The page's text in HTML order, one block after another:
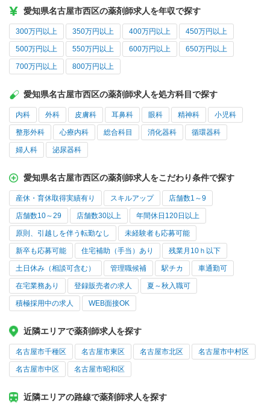
愛知県名古屋市西区の薬剤師求人を年収で探す
300万円以上 350万円以上 400万円以上 450万円以上
500万円以上 550万円以上 600万円以上 650万円以上
700万円以上 800万円以上
愛知県名古屋市西区の薬剤師求人を処方科目で探す
内科 外科 皮膚科 耳鼻科 眼科 精神科 小児科
整形外科 心療内科 総合科目 消化器科 循環器科
婦人科 泌尿器科
愛知県名古屋市西区の薬剤師求人をこだわり条件で探す
産休・育休取得実績有り スキルアップ 店舗数1～9
店舗数10～29 店舗数30以上 年間休日120日以上
原則、引越しを伴う転勤なし 未経験者も応募可能
新卒も応募可能 住宅補助（手当）あり 残業月10ｈ以下
土日休み（相談可含む） 管理職候補 駅チカ 車通勤可
在宅業務あり 登録販売者の求人 夏～秋入職可
積極採用中の求人 WEB面接OK
近隣エリアで薬剤師求人を探す
名古屋市千種区 名古屋市東区 名古屋市北区 名古屋市中村区
名古屋市中区 名古屋市昭和区
近隣エリアの路線で薬剤師求人を探す